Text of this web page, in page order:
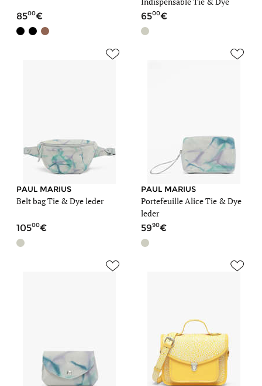
8500
leder
6500
PAUL MARIUS
Belt bag Tie & Dye leder
10500
PAUL MARIUS
Portefeuille Alice Tie & Dye
leder
5990